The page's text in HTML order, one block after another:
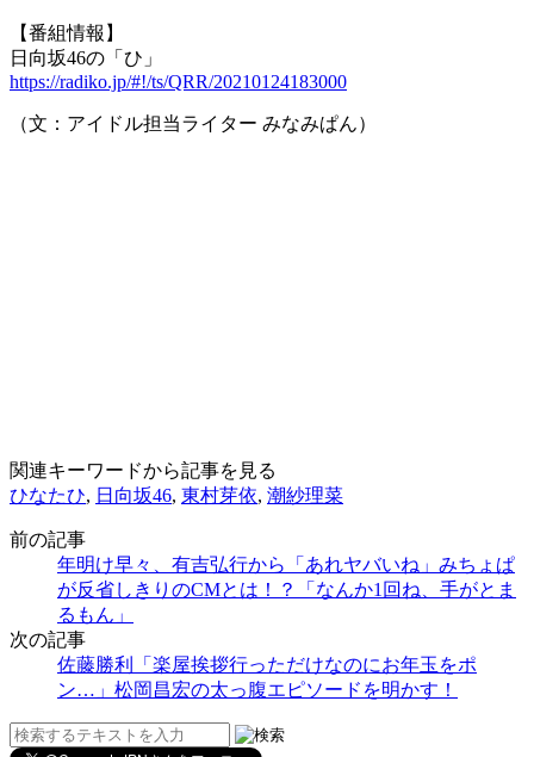
【番組情報】
日向坂46の「ひ」
https://radiko.jp/#!/ts/QRR/20210124183000
（文：アイドル担当ライター みなみぱん）
関連キーワードから記事を見る
ひなたひ, 日向坂46, 東村芽依, 潮紗理菜
前の記事
年明け早々、有吉弘行から「あれヤバいね」みちょぱ
が反省しきりのCMとは！？「なんか1回ね、手がとま
るもん」
次の記事
佐藤勝利「楽屋挨拶行っただけなのにお年玉をポ
ン…」松岡昌宏の太っ腹エピソードを明かす！